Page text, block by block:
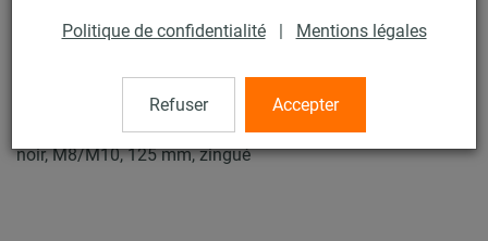
Politique de confidentialité | Mentions légales
Refuser Accepter
Collier SPIRO Type S
Collier pour gaine de ventilation, Typ S DÄMMGULAST®
noir, M8/M10, 125 mm, zingué